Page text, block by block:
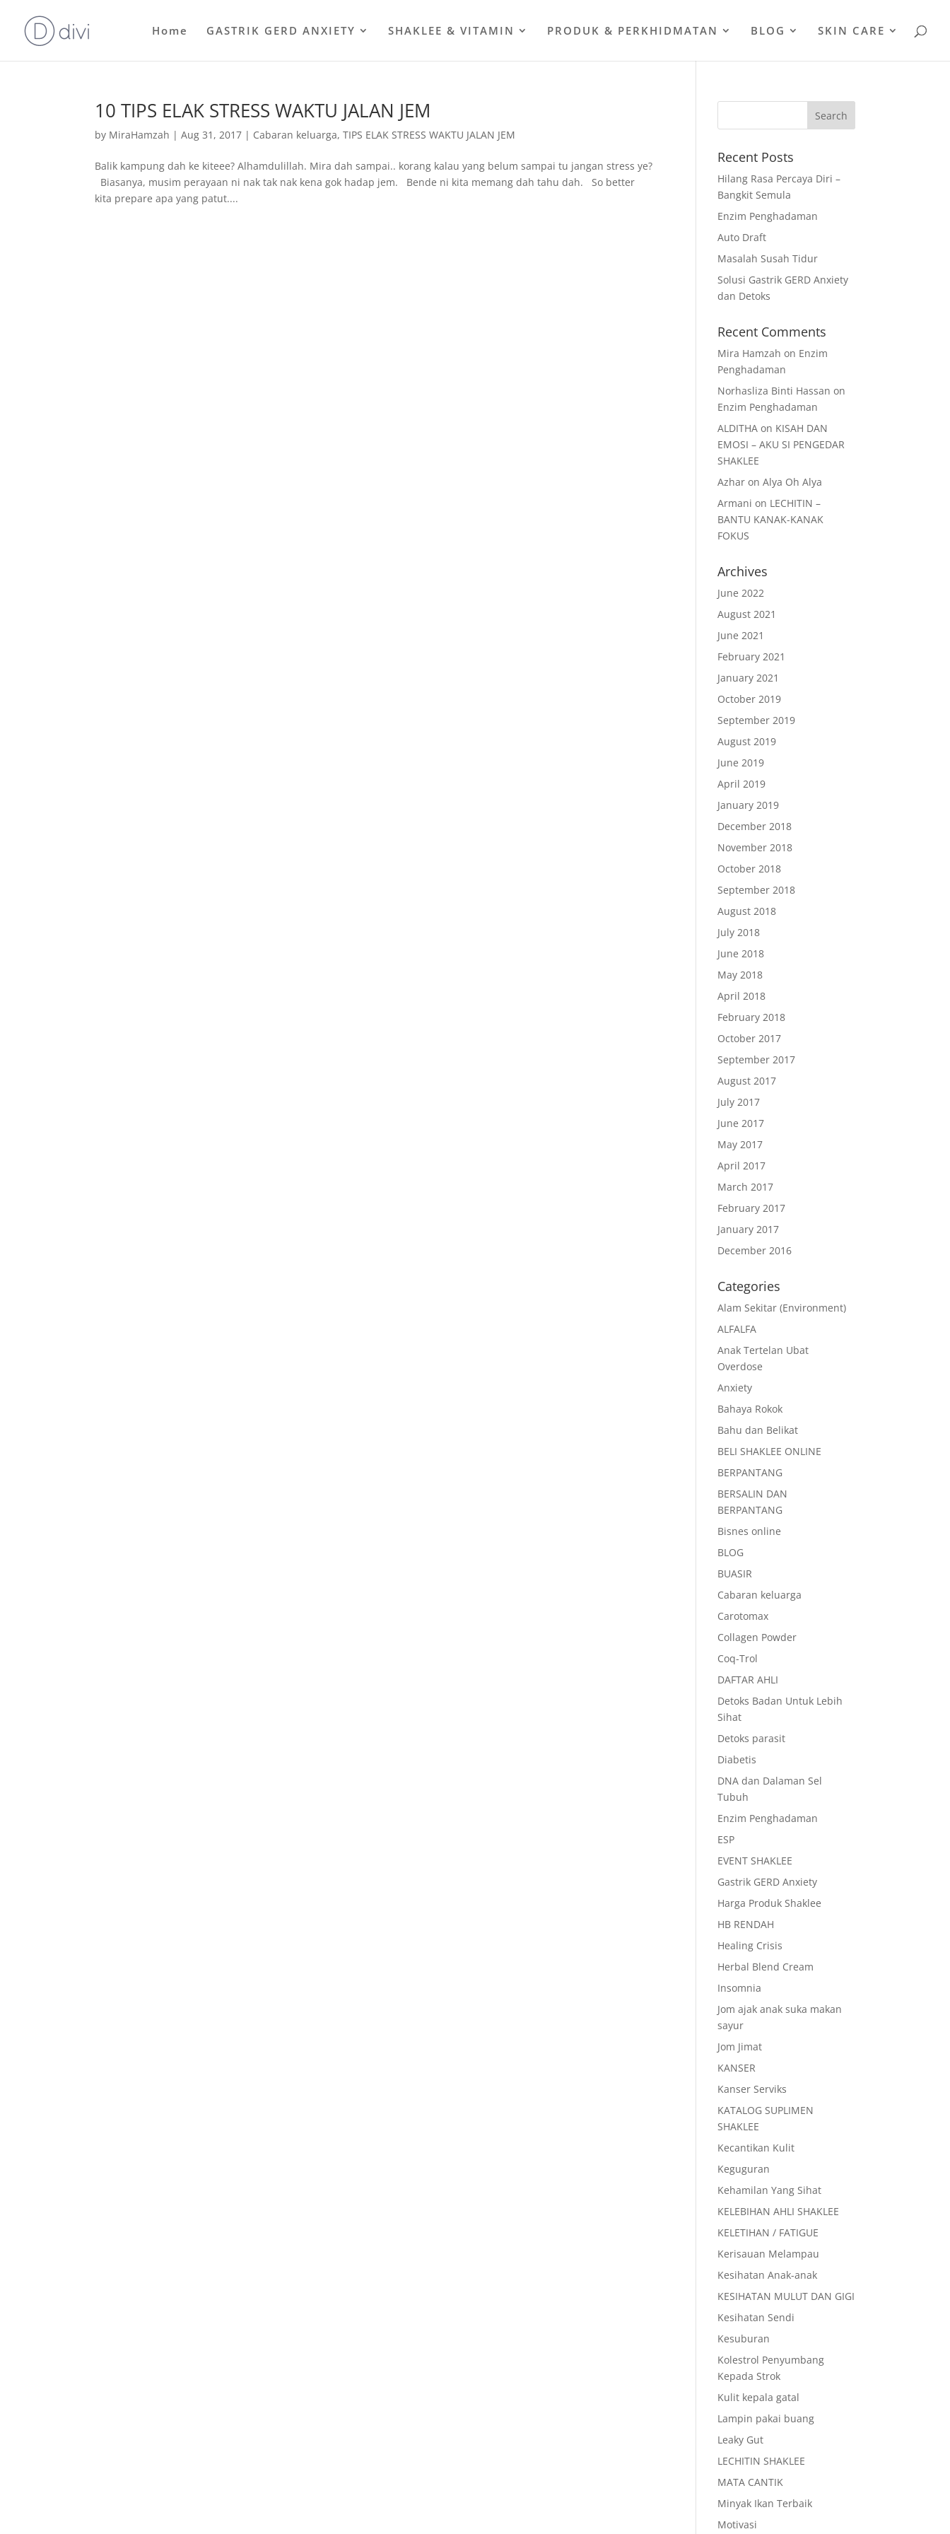
Home GASTRIK GERD ANXIETY SHAKLEE & VITAMIN PRODUK & PERKHIDMATAN BLOG SKIN CARE
10 TIPS ELAK STRESS WAKTU JALAN JEM
by MiraHamzah |Aug 31, 2017 | Cabaran keluarga,TIPS ELAK STRESS WAKTU JALAN JEM
Balik kampung dah ke kiteee? Alhamdulillah. Mira dah sampai.. korang kalau yang belum sampai tu jangan stress ye?
Biasanya, musim perayaan ni nak tak nak kena gok hadap jem. Bende ni kita memang dah tahu dah. So better
kita prepare apa yang patut....
Recent Posts
Hilang Rasa Percaya Diri –
Bangkit Semula
Enzim Penghadaman
Auto Draft
Masalah Susah Tidur
Solusi Gastrik GERD Anxiety
dan Detoks
Recent Comments
Mira Hamzah on Enzim
Penghadaman
Norhasliza Binti Hassan on
Enzim Penghadaman
ALDITHA on KISAH DAN
EMOSI – AKU SI PENGEDAR
SHAKLEE
Azhar onAlya Oh Alya
Armani on LECHITIN –
BANTU KANAK-KANAK
FOKUS
Archives
June 2022
August 2021
June 2021
February 2021
January 2021
October 2019
September 2019
August 2019
June 2019
April 2019
January 2019
December 2018
November 2018
October 2018
September 2018
August 2018
July 2018
June 2018
May 2018
April 2018
February 2018
October 2017
September 2017
August 2017
July 2017
June 2017
May 2017
April 2017
March 2017
February 2017
January 2017
December 2016
Categories
Alam Sekitar (Environment)
ALFALFA
Anak Tertelan Ubat
Overdose
Anxiety
Bahaya Rokok
Bahu dan Belikat
BELI SHAKLEE ONLINE
BERPANTANG
BERSALIN DAN
BERPANTANG
Bisnes online
BLOG
BUASIR
Cabaran keluarga
Carotomax
Collagen Powder
Coq-Trol
DAFTAR AHLI
Detoks Badan Untuk Lebih
Sihat
Detoks parasit
Diabetis
DNA dan Dalaman Sel
Tubuh
Enzim Penghadaman
ESP
EVENT SHAKLEE
Gastrik GERD Anxiety
Harga Produk Shaklee
HB RENDAH
Healing Crisis
Herbal Blend Cream
Insomnia
Jom ajak anak suka makan
sayur
Jom Jimat
KANSER
Kanser Serviks
KATALOG SUPLIMEN
SHAKLEE
Kecantikan Kulit
Keguguran
Kehamilan Yang Sihat
KELEBIHAN AHLI SHAKLEE
KELETIHAN / FATIGUE
Kerisauan Melampau
Kesihatan Anak-anak
KESIHATAN MULUT DAN GIGI
Kesihatan Sendi
Kesuburan
Kolestrol Penyumbang
Kepada Strok
Kulit kepala gatal
Lampin pakai buang
Leaky Gut
LECHITIN SHAKLEE
MATA CANTIK
Minyak Ikan Terbaik
Motivasi